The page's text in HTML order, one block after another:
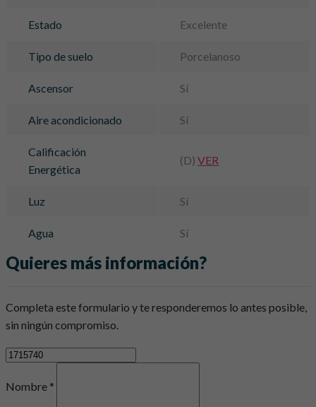
Estado Excelente
Tipo de suelo Porcelanoso
Ascensor Sí
Aire acondicionado Sí
Calificación
Energética
(D) VER
Luz Sí
Agua Sí
Quieres más información?
Completa este formulario y te responderemos lo antes posible,
sin ningún compromiso.
Nombre *